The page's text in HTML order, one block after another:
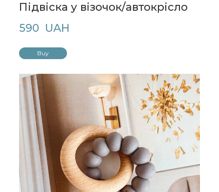
Підвіска у візочок/автокрісло
590  UAH
Buy